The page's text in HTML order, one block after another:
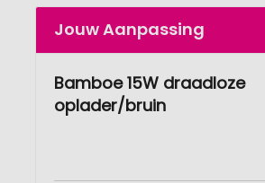
Jouw Aanpassing
Bamboe 15W draadloze
oplader/bruin